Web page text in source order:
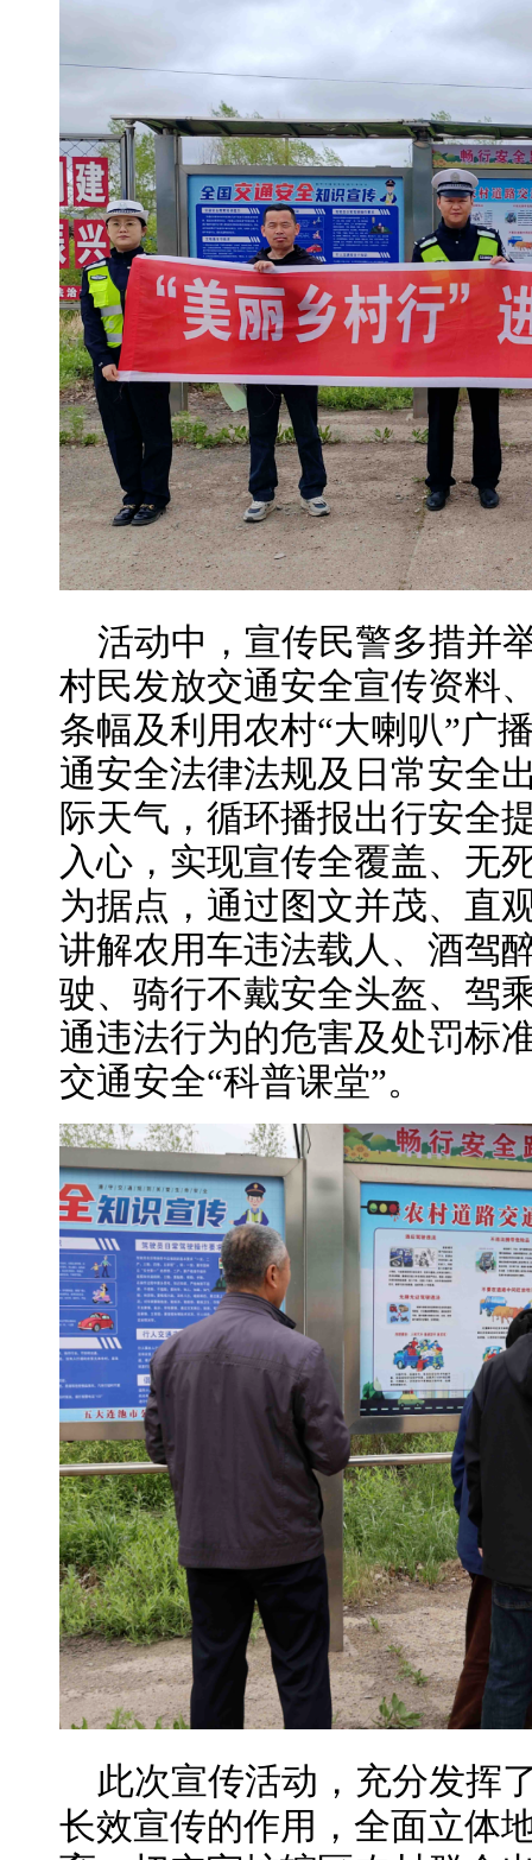
活动中，宣传民警多措并
村民发放交通安全宣传资料
条幅及利用农村“大喇叭”广
通安全法律法规及日常安全
际天气，循环播报出行安全
入心，实现宣传全覆盖、无
为据点，通过图文并茂、直
讲解农用车违法载人、酒驾
驶、骑行不戴安全头盔、驾
通违法行为的危害及处罚标
交通安全“科普课堂”。
此次宣传活动，充分发挥
长效宣传的作用，全面立体